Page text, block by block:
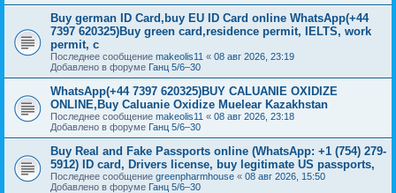
Buy german ID Card,buy EU ID Card online WhatsApp(+44
7397 620325)Buy green card,residence permit, IELTS, work
permit, c
Последнее сообщение makeolis11 « 08 авг 2026, 23:19
Добавлено в форуме Ганц 5/6–30
WhatsApp(+44 7397 620325)BUY CALUANIE OXIDIZE
ONLINE,Buy Caluanie Oxidize Muelear Kazakhstan
Последнее сообщение makeolis11 « 08 авг 2026, 23:18
Добавлено в форуме Ганц 5/6–30
Buy Real and Fake Passports online (WhatsApp: +1 (754) 279-
5912) ID card, Drivers license, buy legitimate US passports,
Последнее сообщение greenpharmhouse « 08 авг 2026, 15:50
Добавлено в форуме Ганц 5/6–30